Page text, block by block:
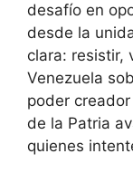
desafío en
desde la
clara: resistir,
Venezuela
poder
de la Patria
quienes